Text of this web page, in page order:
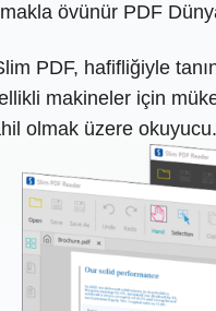
övünür PDF
PDF, hafifliğiyle
makineler için
olmak üzere okuyucu.